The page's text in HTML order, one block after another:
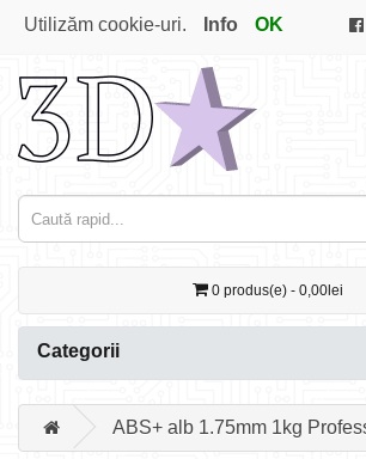
Utilizăm cookie-uri. Info OK
0 produs(e) - 0,00lei
Categorii
ABS+ alb 1.75mm 1kg